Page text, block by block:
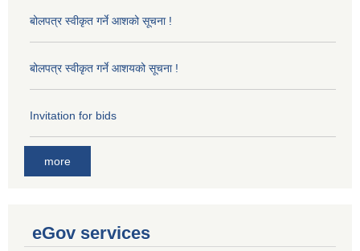
बोलपत्र स्वीकृत गर्ने आशको सूचना !
बोलपत्र स्वीकृत गर्ने आशयको सूचना !
Invitation for bids
more
eGov services